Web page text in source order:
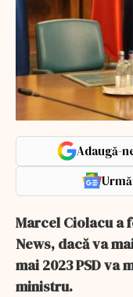
Adaugă-
Marcel Ciolacu a
News, dacă va
mai 2023 PSD va
ministru.